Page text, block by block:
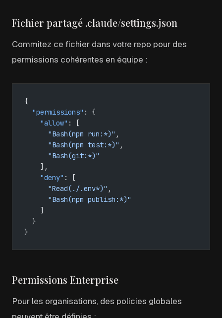
Fichier partagé .claude/settings.json
Commitez ce fichier dans votre repo pour des
permissions cohérentes en équipe :
{
  "permissions"
: {
    "allow"
: [
      "Bash(npm run:*)"
,
      "Bash(npm test:*)"
,
      "Bash(git:*)"
    ],
    "deny"
: [
      "Read(./.env*)"
,
      "Bash(npm publish:*)"
    ]
  }
}
Permissions Enterprise
Pour les organisations, des policies globales